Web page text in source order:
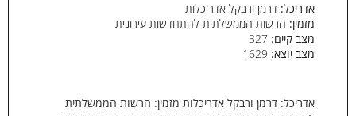
אדריכל: דרמן ורבקל אדריכלות
מזמין: הרשות הממשלתית להתחדשות עירונית
מצב קיים:
מצב יוצא:
אדריכל: דרמן ורבקל אדריכלות מזמין: הרשות הממשלתית